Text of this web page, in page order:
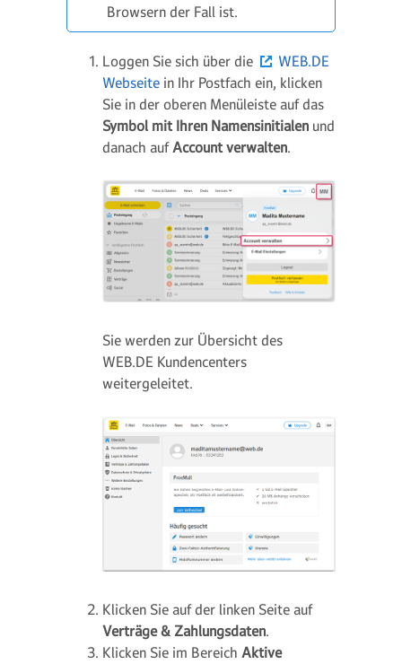
Browsern der Fall ist.
Loggen Sie sich über die
WEB.DE
Webseite in Ihr Postfach ein, klicken
Sie in der oberen Menüleiste auf das
Symbol mit Ihren Namensinitialen und
danach aufAccount verwalten.
Sie werden zur Übersicht des
WEB.DE Kundencenters
weitergeleitet.
Klicken Sie auf der linken Seite auf
Verträge & Zahlungsdaten.
Klicken Sie im Bereich Aktive